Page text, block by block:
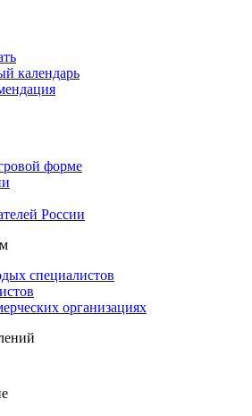
календарь
форме
России
специалистов
организациях